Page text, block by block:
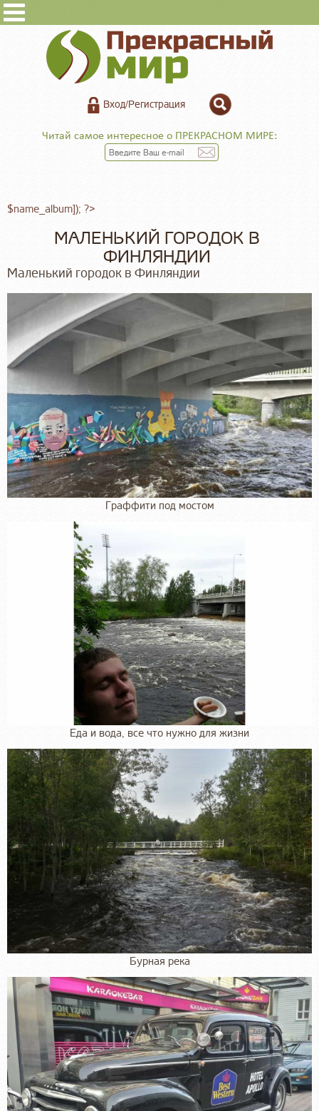
Вход/Регистрация
Читай самое интересное о ПРЕКРАСНОМ МИРЕ:
$name_album]); ?>
МАЛЕНЬКИЙ ГОРОДОК В
ФИНЛЯНДИИ
Маленький городок в Финляндии
Граффити под мостом
Еда и вода, все что нужно для жизни
Бурная река